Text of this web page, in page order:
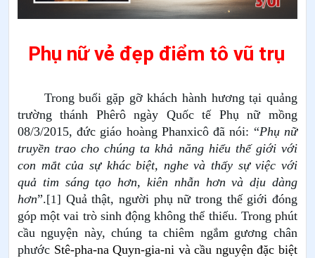
Phụ nữ vẻ đẹp điểm tô vũ trụ
Trong buổi gặp gỡ khách hành hương tại quảng
trường thánh Phêrô ngày Quốc tế Phụ nữ mồng
08/3/2015, đức giáo hoàng Phanxicô đã nói: “Phụ nữ
truyền trao cho chúng ta khả năng hiểu thế giới với
con mắt của sự khác biệt, nghe và thấy sự việc với
quả tim sáng tạo hơn, kiên nhẫn hơn và dịu dàng
hơn”.[1] Quả thật, người phụ nữ trong thế giới đóng
góp một vai trò sinh động không thể thiếu. Trong phút
cầu nguyện này, chúng ta chiêm ngắm gương chân
phước Stê-pha-na Quyn-gia-ni và cầu nguyện đặc biệt